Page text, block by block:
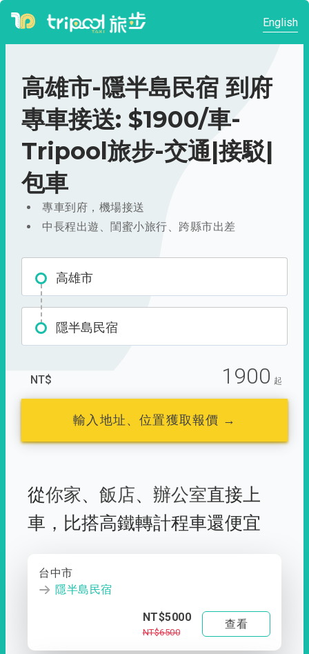
English
高雄市-隱半島民宿 到府
專車接送: $1900/車-
Tripool旅步-交通|接駁|
包車
專車到府，機場接送
中長程出遊、閨蜜小旅行、跨縣市出差
高雄市
隱半島民宿
NT$ 1900 起
輸入地址、位置獲取報價 →
從你家、 飯店、 辦公室直接上
車， 比搭高鐵轉計程車還便宜
台中市
隱半島民宿
NT$5000
NT$6500
查看